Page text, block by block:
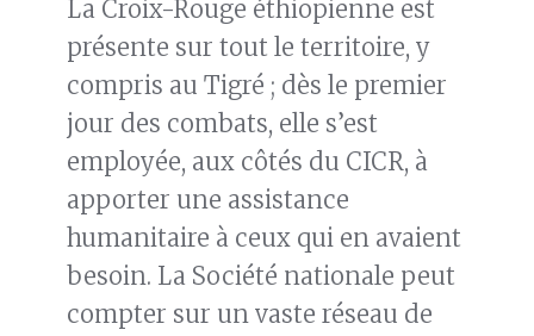
La Croix-Rouge éthiopienne est
présente sur tout le territoire, y
compris au Tigré ; dès le premier
jour des combats, elle s’est
employée, aux côtés du CICR, à
apporter une assistance
humanitaire à ceux qui en avaient
besoin. La Société nationale peut
compter sur un vaste réseau de